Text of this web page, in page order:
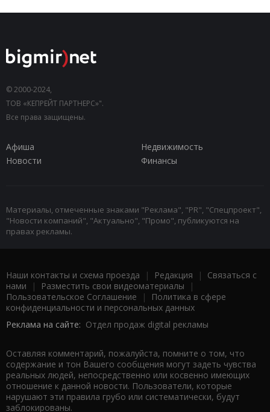
© 2000-2024,
ТОВ «КЕПРЕЙТ ПАРТНЕРС»".
Все права защищены.
Афиша
Недвижимость
Новости
Финансы
Материалы, отмеченные знаками "Реклама", "PR", "Спецпроект",
"Новости компаний", "Актуально", "Промо", публикуются на
правах рекламы.
Наши контакты и схема проезда | Редакция | Связаться с
нами | Разместить свои видеоматериалы |
Пользовательское Соглашение |
Политика в сфере
конфиденциальности и персональных данных
Реклама на сайте: Отдел продаж digital рекламы
Оставляя комментарий, пожалуйста, помните о том, что
содержание и тон Вашего сообщения могут задеть чувства
реальных людей, непосредственно или косвенно имеющих
отношение к данной новости. Пользователи, которые
нарушают эти правила грубо или систематически, будут
заблокированы.